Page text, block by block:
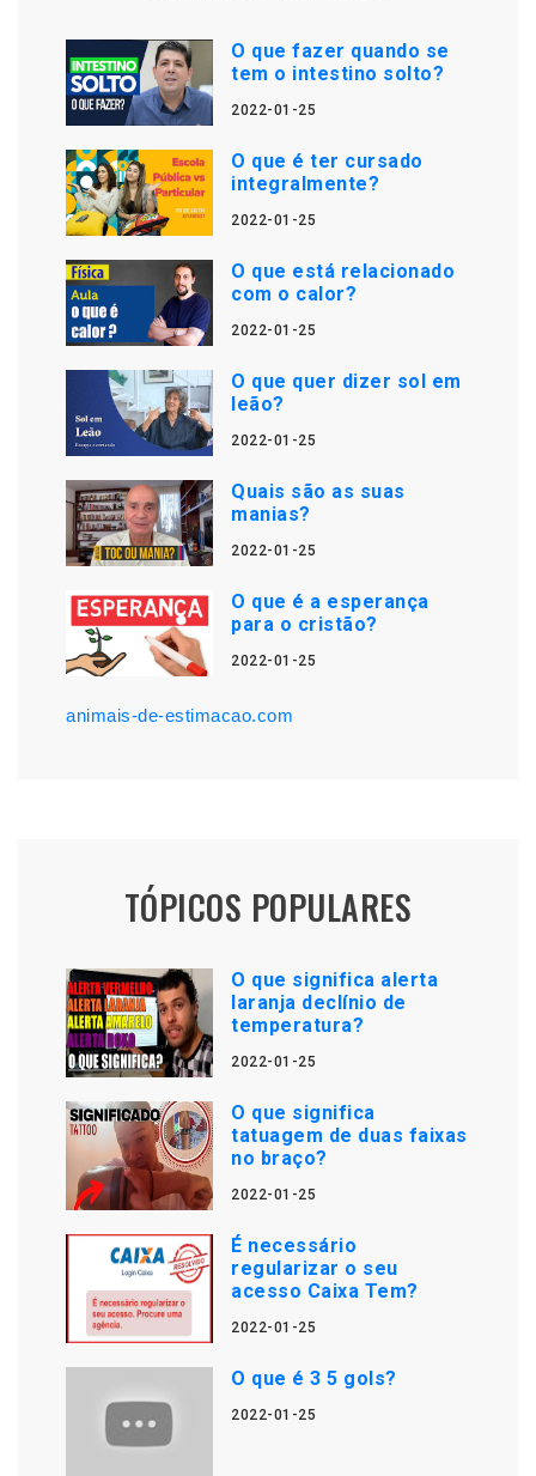
O que fazer quando se
tem o intestino solto?
2022-01-25
O que é ter cursado
integralmente?
2022-01-25
O que está relacionado
com o calor?
2022-01-25
O que quer dizer sol em
leão?
2022-01-25
Quais são as suas
manias?
2022-01-25
O que é a esperança
para o cristão?
2022-01-25
animais-de-estimacao.com
TÓPICOS POPULARES
O que significa alerta
laranja declínio de
temperatura?
2022-01-25
O que significa
tatuagem de duas faixas
no braço?
2022-01-25
É necessário
regularizar o seu
acesso Caixa Tem?
2022-01-25
O que é 3 5 gols?
2022-01-25